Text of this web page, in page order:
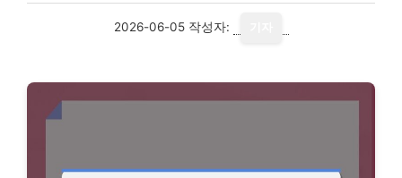
2026-06-05 작성자: